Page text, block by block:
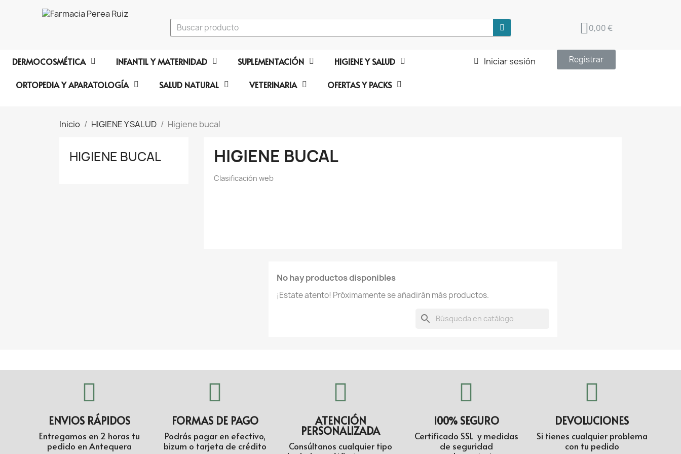
0,00 €
DERMOCOSMÉTICA INFANTIL Y MATERNIDAD SUPLEMENTACIÓN HIGIENE Y SALUD
ORTOPEDIA Y APARATOLOGÍA SALUD NATURAL VETERINARIA OFERTAS Y PACKS
Iniciar sesión Registrar
Inicio HIGIENE Y SALUD Higiene bucal
HIGIENE BUCAL HIGIENE BUCAL
Clasificación web
No hay productos disponibles
¡Estate atento! Próximamente se añadirán más productos.
search
ENVIOS RÁPIDOS
Entregamos en 2 horas tu
pedido en Antequera
FORMAS DE PAGO
Podrás pagar en efectivo,
bizum o tarjeta de crédito
ATENCIÓN
PERSONALIZADA
Consúltanos cualquier tipo
100% SEGURO
Certificado SSL y medidas
de seguridad
DEVOLUCIONES
Si tienes cualquier problema
con tu pedido